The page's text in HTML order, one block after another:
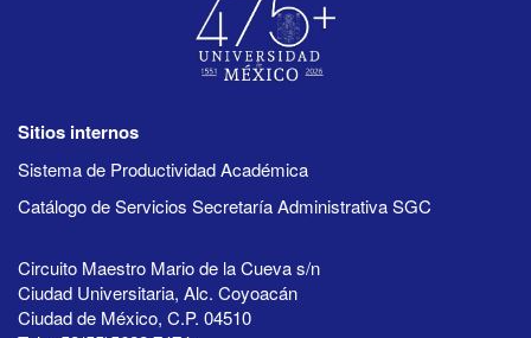
Sitios internos
Sistema de Productividad Académica
Catálogo de Servicios Secretaría Administrativa SGC
Circuito Maestro Mario de la Cueva s/n
Ciudad Universitaria, Alc. Coyoacán
Ciudad de México, C.P. 04510